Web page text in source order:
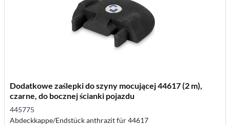
Dodatkowe zaślepki do szyny mocującej 44617 (2 m),
czarne, do bocznej ścianki pojazdu
445775
Abdeckkappe/Endstück anthrazit für 44617